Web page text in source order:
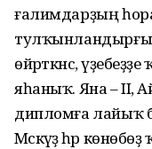
ғалимдарҙың
өйрәткәнсә,
яһаныҡ. Яна – II,
дипломға лайыҡ
Мәскәүҙә һәр